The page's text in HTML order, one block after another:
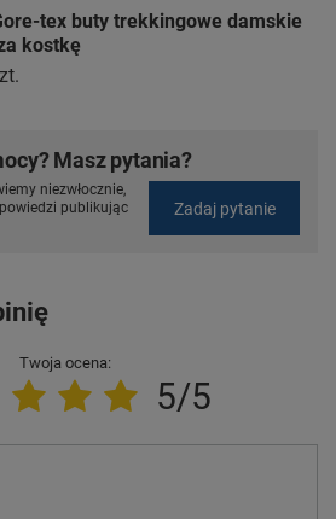
tex buty trekkingowe damskie
kostkę
Masz pytania?
niezwłocznie,
publikując
Zadaj pytanie
Twoja ocena:
5/5